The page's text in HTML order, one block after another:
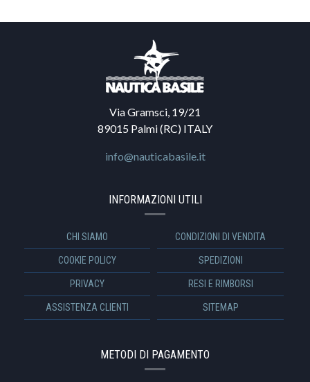
Via Gramsci, 19/21
89015 Palmi (RC) ITALY
info@nauticabasile.it
INFORMAZIONI UTILI
CHI SIAMO CONDIZIONI DI VENDITA
COOKIE POLICY SPEDIZIONI
PRIVACY RESI E RIMBORSI
ASSISTENZA CLIENTI SITEMAP
METODI DI PAGAMENTO